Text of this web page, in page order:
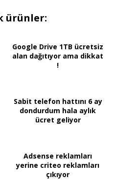
ürünler:
Google Drive 1TB ücretsiz
alan dağıtıyor ama dikkat
!
Sabit telefon hattını 6 ay
dondurdum hala aylık
ücret geliyor
Adsense reklamları
yerine criteo reklamları
çıkıyor